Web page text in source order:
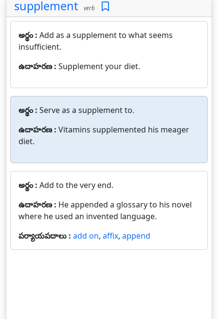
supplement verb
అర్థం : Add as a supplement to what seems
insufficient.
ఉదాహరణ : Supplement your diet.
అర్థం : Serve as a supplement to.
ఉదాహరణ : Vitamins supplemented his meager
diet.
అర్థం : Add to the very end.
ఉదాహరణ : He appended a glossary to his novel
where he used an invented language.
పర్యాయపదాలు : add on, affix, append